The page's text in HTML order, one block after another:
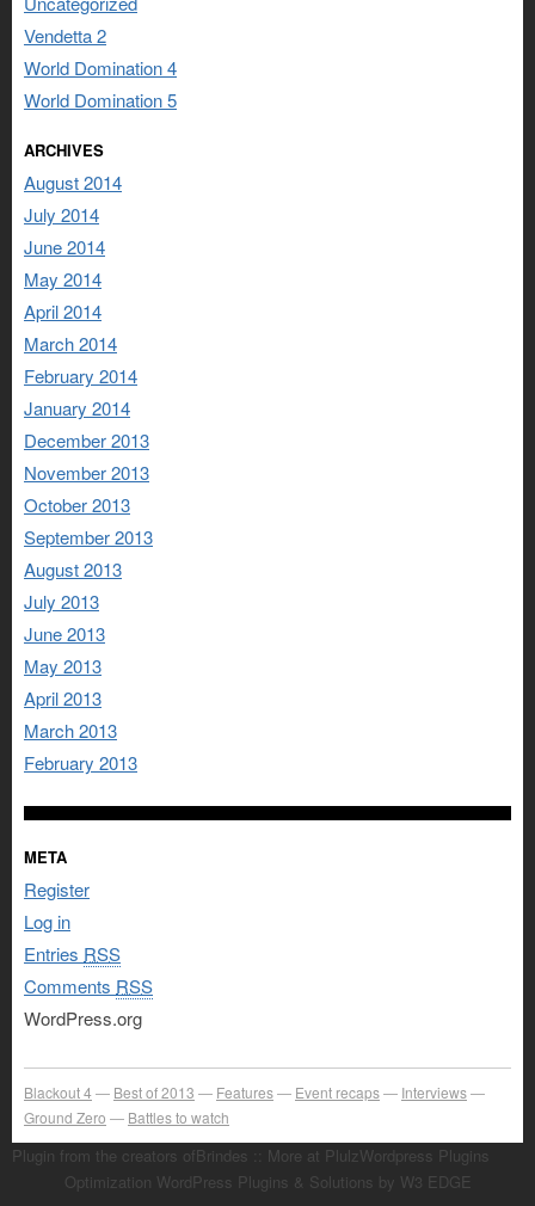
Vendetta 2
World Domination 4
World Domination 5
ARCHIVES
August 2014
July 2014
June 2014
May 2014
April 2014
March 2014
February 2014
January 2014
December 2013
November 2013
October 2013
September 2013
August 2013
July 2013
June 2013
May 2013
April 2013
March 2013
February 2013
META
Register
Log in
Entries RSS
Comments RSS
WordPress.org
Blackout 4 Best of 2013 Features Event recaps
Interviews
Ground Zero
Battles to watch
Plugin from the creators ofBrindes :: More at PlulzWordpress Plugins
Optimization WordPress Plugins & Solutions by W3 EDGE